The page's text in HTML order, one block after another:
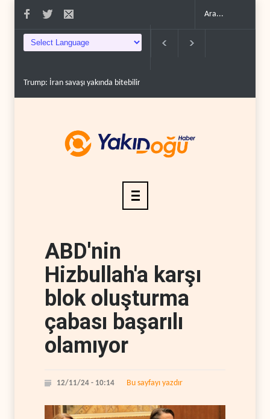
İran savaşı yakında bitebilir, ABD silah stoklar�..
ABD'nin
Hizbullah'a karşı
blok oluşturma
çabası başarılı
olamıyor
12/11/24 - 10:14 Bu sayfayı yazdır